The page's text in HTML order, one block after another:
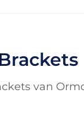
van